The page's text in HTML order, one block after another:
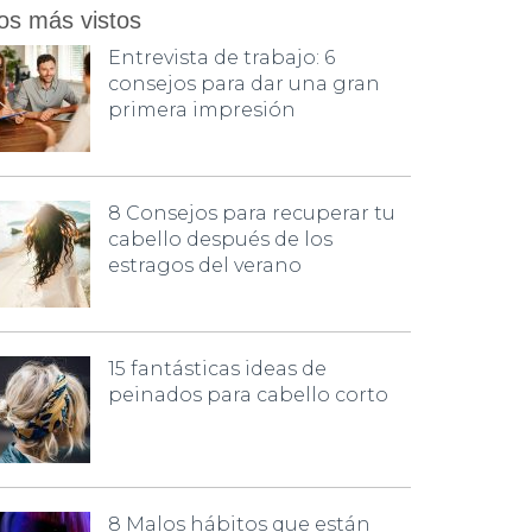
más vistos
Entrevista de trabajo: 6
consejos para dar una gran
primera impresión
8 Consejos para recuperar tu
cabello después de los
estragos del verano
15 fantásticas ideas de
peinados para cabello corto
8 Malos hábitos que están